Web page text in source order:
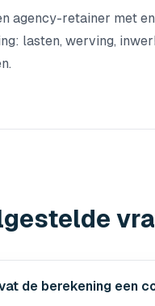
agency-retainer met
lasten, werving,
de berekening een